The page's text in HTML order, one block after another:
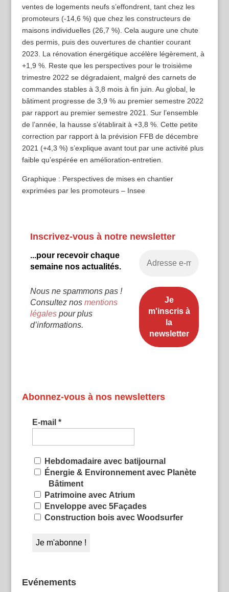
ventes de logements neufs s’effondrent, tant chez les
promoteurs (-14,6 %) que chez les constructeurs de
maisons individuelles (26,7 %). Cela augure une chute
des permis, puis des ouvertures de chantier courant
2023. La rénovation énergétique accélère légèrement, à
+1,9 %. Reste que les perspectives pour le troisième
trimestre 2022 se dégradaient, malgré des carnets de
commandes stables à 3,8 mois à fin juin. Au global, le
bâtiment progresse de 3,9 % au premier semestre 2022
par rapport au premier semestre 2021. Sur l’ensemble
de l’année, la hausse s’établirait à +3,8 %. Cette petite
correction par rapport à la prévision FFB de décembre
2021 (+4,3 %) s’explique avant tout par une activité plus
faible qu’espérée en amélioration-entretien.
Graphique : Perspectives de mises en chantier
exprimées par les promoteurs – Insee
Inscrivez-vous à notre newsletter
...pour recevoir chaque
semaine nos actualités.
Nous ne spammons pas !
Consultez nos mentions
légalespour plus
d’informations.
Abonnez-vous à nos newsletters
E-mail *
Hebdomadaire avec batijournal
Énergie & Environnement avec Planète
Bâtiment
Patrimoine avec Atrium
Enveloppe avec 5Façades
Construction bois avec Woodsurfer
Evénements